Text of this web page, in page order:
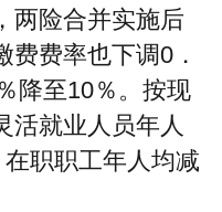
两险合并实施后
费费率也下调0．
降至10％。按现
活就业人员年人
职职工年人均减